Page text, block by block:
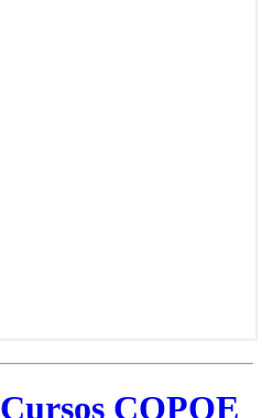
Cursos COPOE